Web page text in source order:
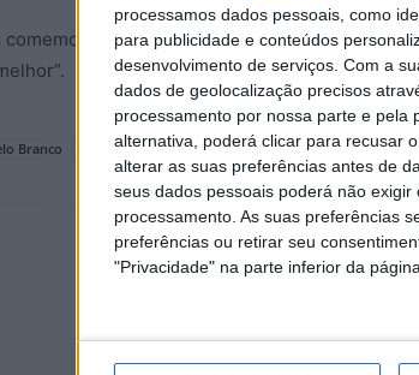
processamos dados pessoais, como
para publicidade e conteúdos
desenvolvimento de serviços. Com a
dados de geolocalização precisos
processamento por nossa parte e pela
alternativa, poderá clicar para recusar
alterar as suas preferências antes de
seus dados pessoais poderá não
processamento. As suas preferências
preferências ou retirar seu
"Privacidade" na parte inferior da página.
comemorações são dedicadas ao tema
Branco ICNF